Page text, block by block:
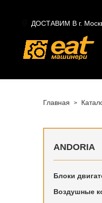
ДОСТАВИМ В г.
Главная
ANDORIA
Блоки
Воздушные